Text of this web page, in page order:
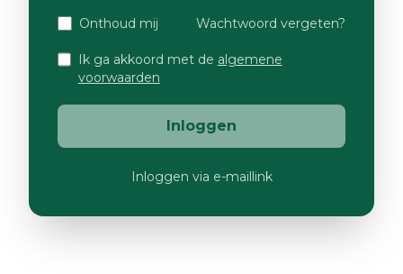
Onthoud mij Wachtwoord vergeten?
Ik ga akkoord met de algemene
voorwaarden
Inloggen
Inloggen via e-maillink